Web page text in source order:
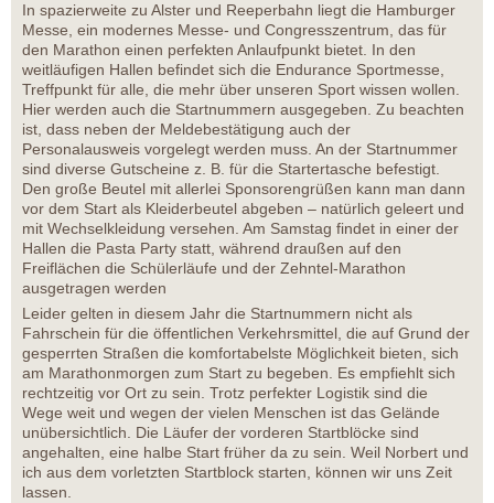
In spazierweite zu Alster und Reeperbahn liegt die Hamburger
Messe, ein modernes Messe- und Congresszentrum, das für
den Marathon einen perfekten Anlaufpunkt bietet. In den
weitläufigen Hallen befindet sich die Endurance Sportmesse,
Treffpunkt für alle, die mehr über unseren Sport wissen wollen.
Hier werden auch die Startnummern ausgegeben. Zu beachten
ist, dass neben der Meldebestätigung auch der
Personalausweis vorgelegt werden muss. An der Startnummer
sind diverse Gutscheine z. B. für die Startertasche befestigt.
Den große Beutel mit allerlei Sponsorengrüßen kann man dann
vor dem Start als Kleiderbeutel abgeben – natürlich geleert und
mit Wechselkleidung versehen. Am Samstag findet in einer der
Hallen die Pasta Party statt, während draußen auf den
Freiflächen die Schülerläufe und der Zehntel-Marathon
ausgetragen werden
Leider gelten in diesem Jahr die Startnummern nicht als
Fahrschein für die öffentlichen Verkehrsmittel, die auf Grund der
gesperrten Straßen die komfortabelste Möglichkeit bieten, sich
am Marathonmorgen zum Start zu begeben. Es empfiehlt sich
rechtzeitig vor Ort zu sein. Trotz perfekter Logistik sind die
Wege weit und wegen der vielen Menschen ist das Gelände
unübersichtlich. Die Läufer der vorderen Startblöcke sind
angehalten, eine halbe Start früher da zu sein. Weil Norbert und
ich aus dem vorletzten Startblock starten, können wir uns Zeit
lassen.